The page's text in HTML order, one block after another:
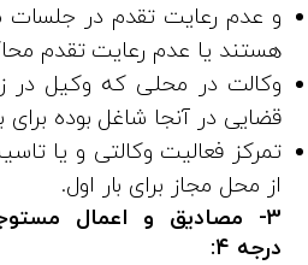
و عدم رعایت تقدم در جلسات
هستند یا عدم رعایت تقدم
وکالت در محلی که وکیل در
قضایی در آنجا شاغل بوده برای
تمرکز فعالیت وکالتی و یا
از محل مجاز برای بار اول.
3- مصادیق و اعمال
درجه ۴: